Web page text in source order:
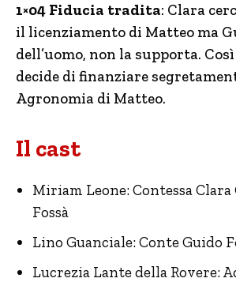
1×04 Fiducia tradita: Clara
il licenziamento di Matteo ma
dell’uomo, non la supporta.
decide di finanziare
Agronomia di Matteo.
Il cast
Miriam Leone: Contessa
Fossà
Lino Guanciale: Conte Guido
Lucrezia Lante della Rovere: